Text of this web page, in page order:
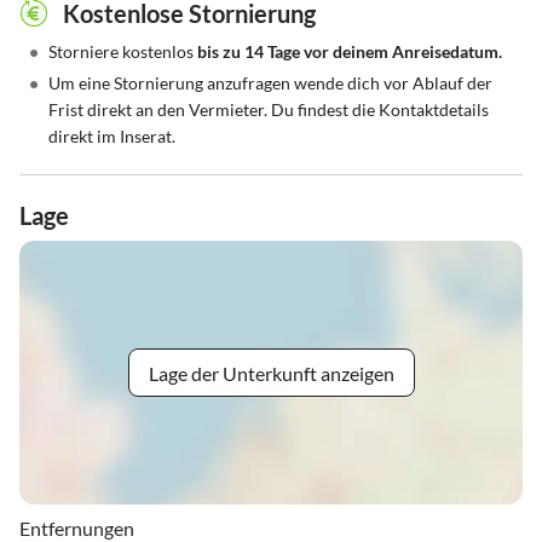
Kostenlose Stornierung
• Storniere kostenlos bis zu 14 Tage vor deinem Anreisedatum.
• Um eine Stornierung anzufragen wende dich vor Ablauf der
Frist direkt an den Vermieter. Du findest die Kontaktdetails
direkt im Inserat.
Lage
Lage der Unterkunft anzeigen
Entfernungen